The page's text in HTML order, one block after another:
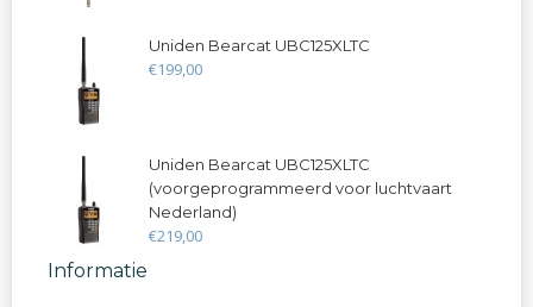
Uniden Bearcat UBC125XLTC
€199,00
Uniden Bearcat UBC125XLTC
(voorgeprogrammeerd voor luchtvaart
Nederland)
€219,00
Informatie